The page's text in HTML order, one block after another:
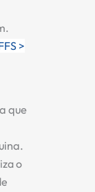
>
que
o